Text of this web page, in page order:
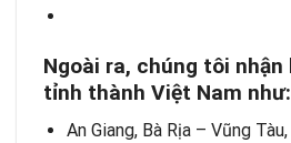
Ngoài ra, chúng tôi nhận
tỉnh thành Việt Nam như:
An Giang, Bà Rịa – Vũng